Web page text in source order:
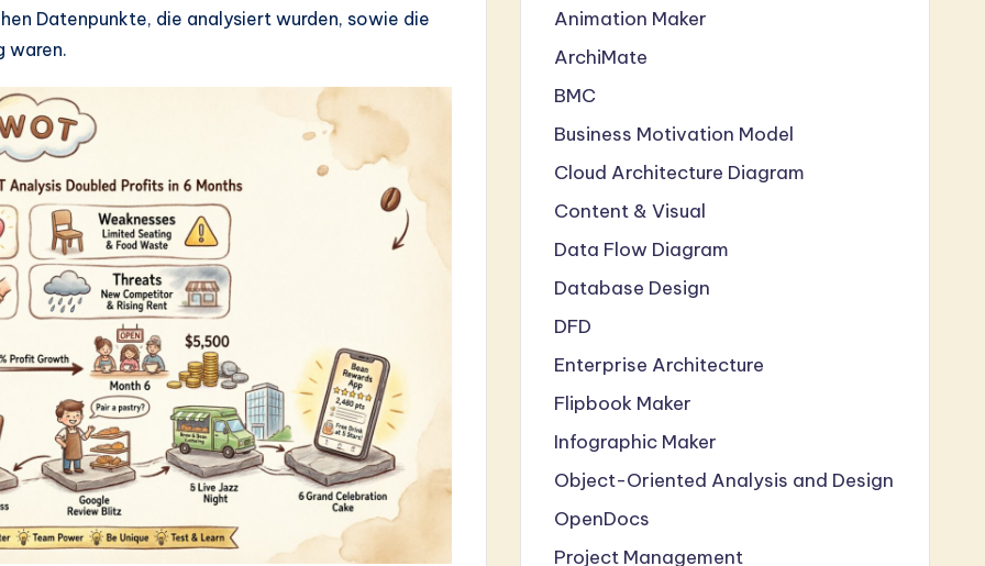
Datenpunkte, die analysiert wurden, sowie die
waren.
Animation Maker
ArchiMate
BMC
Business Motivation Model
Cloud Architecture Diagram
Content & Visual
Data Flow Diagram
Database Design
DFD
Enterprise Architecture
Flipbook Maker
Infographic Maker
Object-Oriented Analysis and Design
OpenDocs
Project Management